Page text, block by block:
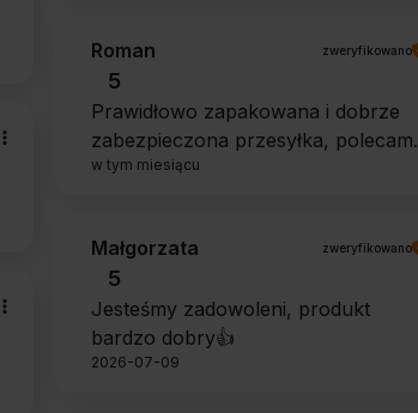
Roman zweryfikowano
5
Prawidłowo zapakowana i dobrze
zabezpieczona przesyłka, polecam.
w tym miesiącu
Małgorzata zweryfikowano
5
Jesteśmy zadowoleni, produkt
bardzo dobry👍️
2026-07-09